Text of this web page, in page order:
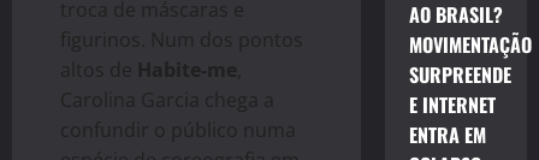
troca de máscaras e
figurinos. Num dos pontos
altos de Habite-me
Carolina Garcia chega a
confundir o público numa
AO BRASIL?
MOVIMENTAÇÃO
SURPREENDE
E INTERNET
ENTRA EM